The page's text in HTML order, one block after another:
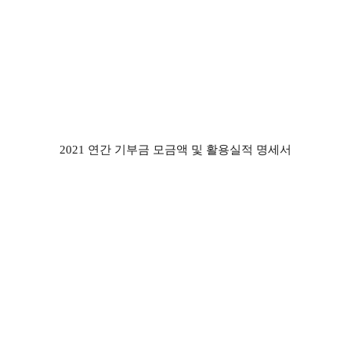
2021 연간 기부금 모금액 및 활용실적 명세서